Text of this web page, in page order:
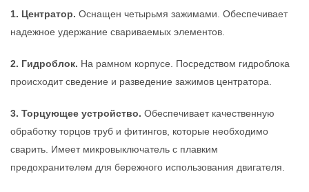
1. Центратор. Оснащен четырьмя зажимами. Обеспечивает
надежное удержание свариваемых элементов.
2. Гидроблок. На рамном корпусе. Посредством гидроблока
происходит сведение и разведение зажимов центратора.
3. Торцующее устройство. Обеспечивает качественную
обработку торцов труб и фитингов, которые необходимо
сварить. Имеет микровыключатель с плавким
предохранителем для бережного использования двигателя.